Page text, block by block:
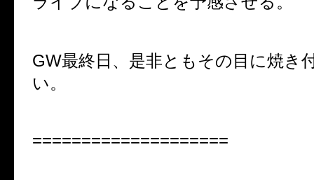
GW最終日、是非ともその目に焼き
い。
====================